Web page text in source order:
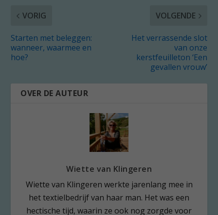
VORIG
Starten met beleggen:
wanneer, waarmee en
hoe?
VOLGENDE
Het verrassende slot
van onze
kerstfeuilleton ‘Een
gevallen vrouw’
OVER DE AUTEUR
Wiette van Klingeren
Wiette van Klingeren werkte jarenlang mee in
het textielbedrijf van haar man. Het was een
hectische tijd, waarin ze ook nog zorgde voor